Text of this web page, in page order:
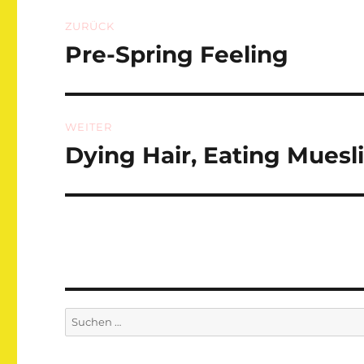
ZURÜCK
Vorheriger
Pre-Spring Feeling
WEITER
Nächster
Dying Hair, Eating Muesli
Suchen
nach: